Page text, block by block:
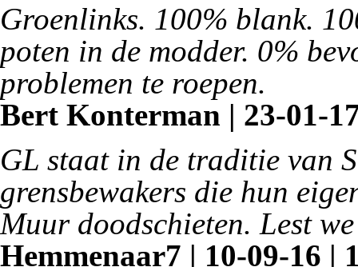
Groenlinks. 100% blank.
poten in de modder. 0%
problemen te roepen.
Bert Konterman | 23-01-
GL staat in de traditie van
grensbewakers die hun
Muur doodschieten. Lest
Hemmenaar7 | 10-09-16 |